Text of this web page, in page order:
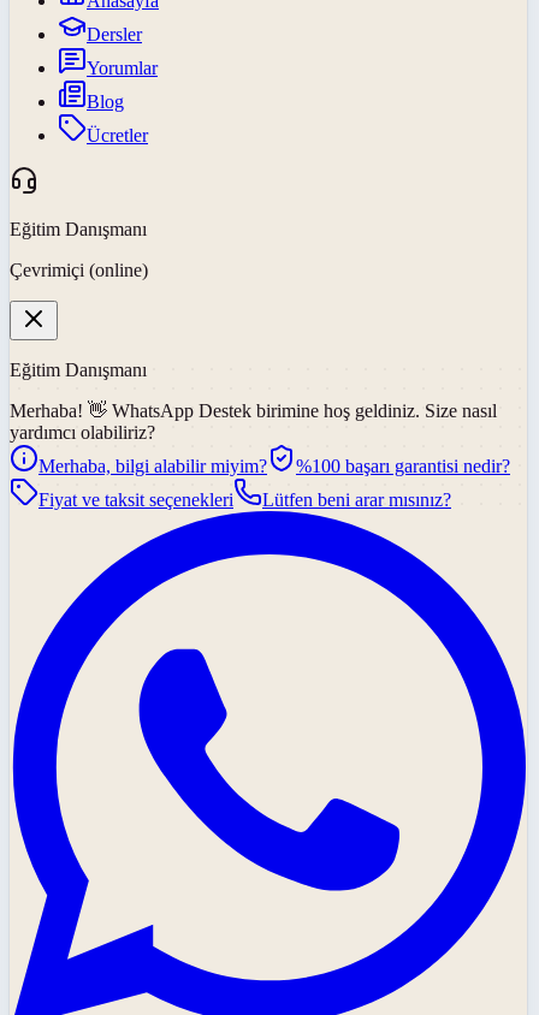
Dersler
Yorumlar
Blog
Ücretler
Eğitim Danışmanı
Çevrimiçi (online)
Eğitim Danışmanı
Merhaba! 👋 WhatsApp Destek birimine hoş geldiniz. Size nasıl
yardımcı olabiliriz?
Merhaba, bilgi alabilir miyim?
%100 başarı garantisi nedir?
Fiyat ve taksit seçenekleri
Lütfen beni arar mısınız?